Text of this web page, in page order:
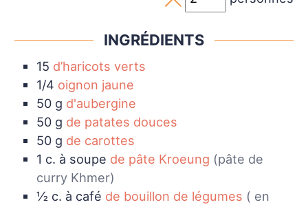
INGRÉDIENTS
15 d’haricots verts
1/4 oignon jaune
50 g d'aubergine
50 g de patates douces
50 g de carottes
1 c. à soupe de pâte Kroeung (pâte de
curry Khmer)
½ c. à café de bouillon de légumes ( en